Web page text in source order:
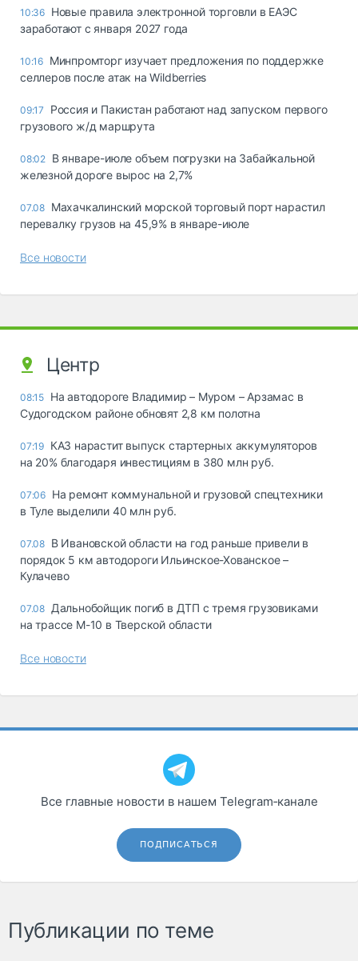
10:36 Новые правила электронной торговли в ЕАЭС
заработают с января 2027 года
10:16 Минпромторг изучает предложения по поддержке
селлеров после атак на Wildberries
09:17
Россия и Пакистан работают над запуском первого
грузового ж/д маршрута
08:02 В январе-июле объем погрузки на Забайкальной
железной дороге вырос на 2,7%
07.08 Махачкалинский морской торговый порт нарастил
перевалку грузов на 45,9% в январе-июле
Все новости
Центр
08:15 На автодороге Владимир – Муром – Арзамас в
Судогодском районе обновят 2,8 км полотна
07:19 КАЗ нарастит выпуск стартерных аккумуляторов
на 20% благодаря инвестициям в 380 млн руб.
07:06 На ремонт коммунальной и грузовой спецтехники
в Туле выделили 40 млн руб.
07.08 В Ивановской области на год раньше привели в
порядок 5 км автодороги Ильинское-Хованское –
Кулачево
07.08 Дальнобойщик погиб в ДТП с тремя грузовиками
на трассе М-10 в Тверской области
Все новости
Все главные новости в нашем Telegram‑канале
ПОДПИСАТЬСЯ
Публикации по теме